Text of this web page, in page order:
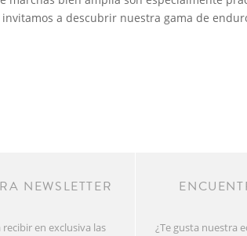
a descubrir nuestra gama de
NEWSLETTER
en exclusiva las
¿Te gusta nuestra